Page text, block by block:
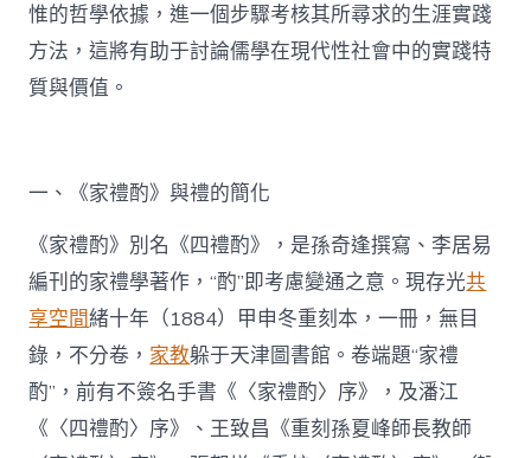
惟的哲學依據，進一個步驟考核其所尋求的生涯實踐
方法，這將有助于討論儒學在現代性社會中的實踐特
質與價值。
一、《家禮酌》與禮的簡化
《家禮酌》別名《四禮酌》，是孫奇逢撰寫、李居易
編刊的家禮學著作，“酌”即考慮變通之意。現存光共
享空間緒十年（1884）甲申冬重刻本，一冊，無目
錄，不分卷， 家教躲于天津圖書館。卷端題“家禮
酌”，前有不簽名手書《〈家禮酌〉序》，及潘江
《〈四禮酌〉序》、王致昌《重刻孫夏峰師長教師